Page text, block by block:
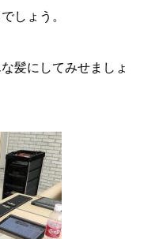
しょう。
髪にしてみせましょ